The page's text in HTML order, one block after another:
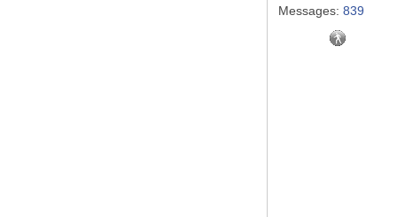
Messages: 839